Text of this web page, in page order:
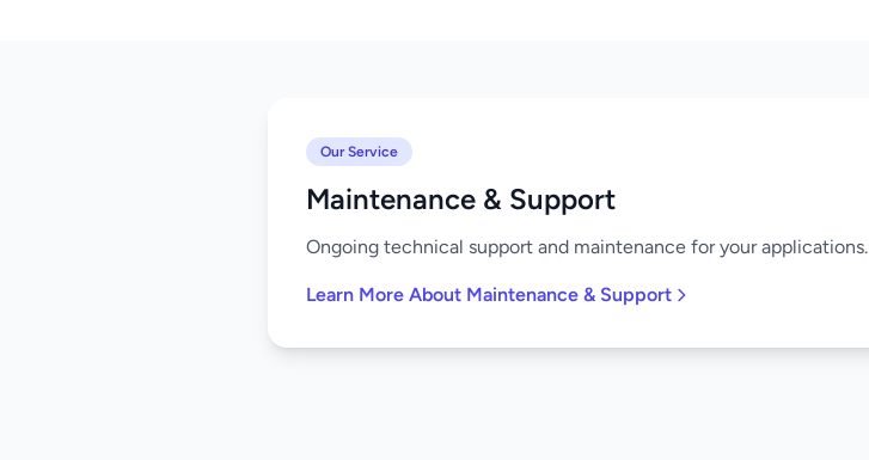
Our Service
Maintenance & Support
Ongoing technical support and maintenance for your applications.
Learn More About Maintenance & Support